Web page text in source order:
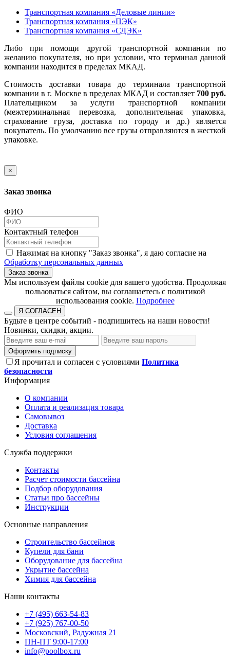
Транспортная компания «Деловые линии»
Транспортная компания «ПЭК»
Транспортная компания «СДЭК»
Либо при помощи другой транспортной компании по
желанию покупателя, но при условии, что терминал данной
компании находится в пределах МКАД.
Стоимость доставки товара до терминала транспортной
компании в г. Москве в пределах МКАД и составляет 700 руб.
Плательщиком за услуги транспортной компании
(межтерминальная перевозка, дополнительная упаковка,
страхование груза, доставка по городу и др.) является
покупатель. По умолчанию все грузы отправляются в жесткой
упаковке.
×
Заказ звонка
ФИО
Контактный телефон
Нажимая на кнопку "Заказ звонка", я даю согласие на
Обработку персональных данных
Заказ звонка
​​​​​​​Мы используем файлы cookie для вашего удобства. Продолжая
пользоваться сайтом, вы соглашаетесь с политикой
использования cookie.​​​​​​​ Подробнее
Я СОГЛАСЕН
Будьте в центре событий - подпишитесь на наши новости!
Новинки, скидки, акции.
Оформить подписку
Я прочитал и согласен с условиями Политика
безопасности
Информация
О компании
Оплата и реализация товара
Самовывоз
Доставка
Условия соглашения
Служба поддержки
Контакты
Расчет стоимости бассейна
Подбор оборудования
Статьи про бассейны
Инструкции
Основные направления
Строительство бассейнов
Купели для бани
Оборудование для бассейна
Укрытие бассейна
Химия для бассейна
Наши контакты
+7 (495) 663-54-83
+7 (925) 767-00-50
Московский, Радужная 21
ПН-ПТ 9:00-17:00
info@poolbox.ru